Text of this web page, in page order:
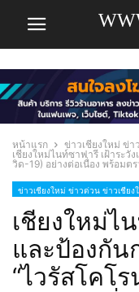
หน้าแรก
ข่าวเชียงใหม่ ข่
เชียงใหม่ไนท์ซาฟารี เฝ้าระวั
วิด-19) อย่างต่อเนื่อง พร้อมต
ข่าวเชียงใหม่ ข่าวด่วน ข่าวเชีย
เชียงใหม่ไ
และป้องกัน
“ไวรัสโคโ